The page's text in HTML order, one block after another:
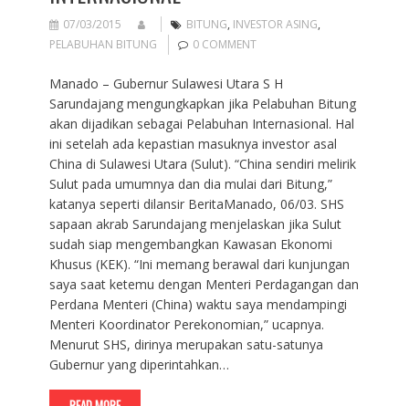
07/03/2015 BITUNG, INVESTOR ASING,
PELABUHAN BITUNG
0 COMMENT
Manado – Gubernur Sulawesi Utara S H
Sarundajang mengungkapkan jika Pelabuhan Bitung
akan dijadikan sebagai Pelabuhan Internasional. Hal
ini setelah ada kepastian masuknya investor asal
China di Sulawesi Utara (Sulut). “China sendiri melirik
Sulut pada umumnya dan dia mulai dari Bitung,”
katanya seperti dilansir BeritaManado, 06/03. SHS
sapaan akrab Sarundajang menjelaskan jika Sulut
sudah siap mengembangkan Kawasan Ekonomi
Khusus (KEK). “Ini memang berawal dari kunjungan
saya saat ketemu dengan Menteri Perdagangan dan
Perdana Menteri (China) waktu saya mendampingi
Menteri Koordinator Perekonomian,” ucapnya.
Menurut SHS, dirinya merupakan satu-satunya
Gubernur yang diperintahkan…